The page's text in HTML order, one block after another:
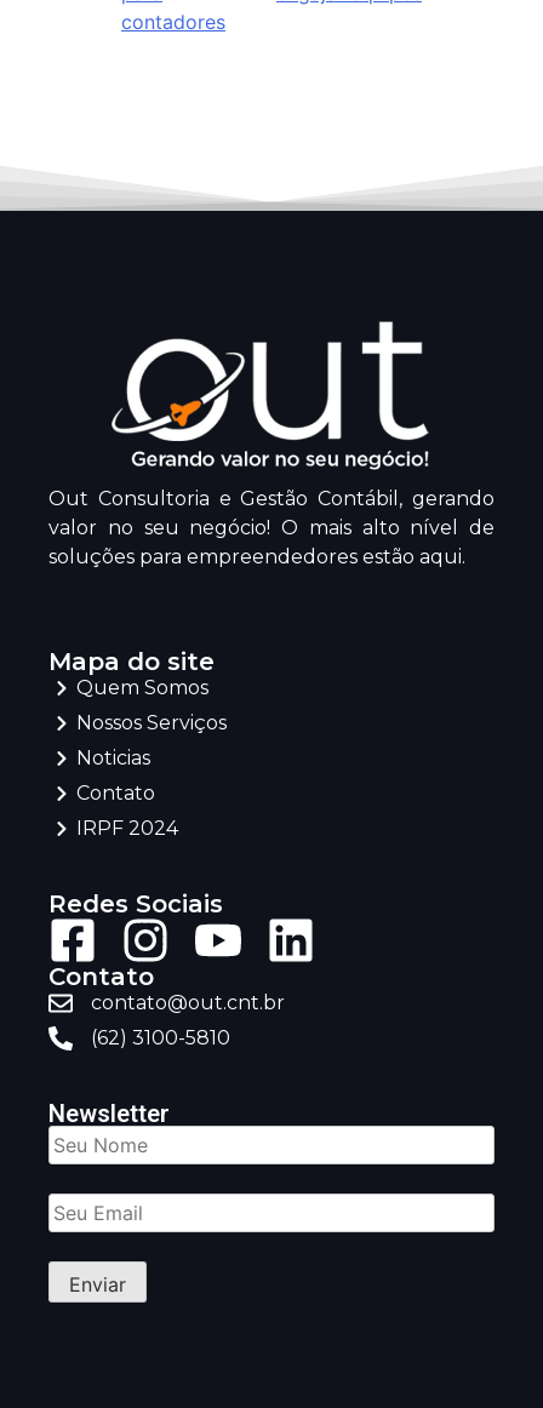
contadores
Out Consultoria e Gestão Contábil, gerando
valor no seu negócio! O mais alto nível de
soluções para empreendedores estão aqui.
Mapa do site
Quem Somos
Nossos Serviços
Noticias
Contato
IRPF 2024
Redes Sociais
Contato
contato@out.cnt.br
(62) 3100-5810
Newsletter